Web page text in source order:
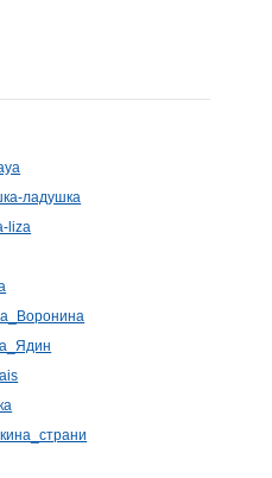
ладушка
в темноте как вывеска.
liza
1962 )